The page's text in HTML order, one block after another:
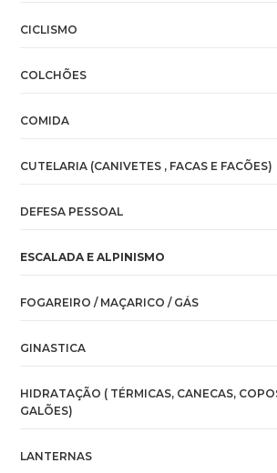
CICLISMO
COLCHÕES
COMIDA
CUTELARIA (CANIVETES , FACAS E FACÕES)
DEFESA PESSOAL
ESCALADA E ALPINISMO
FOGAREIRO / MAÇARICO / GÁS
GINASTICA
HIDRATAÇÃO ( TÉRMICAS, CANECAS,
GALÕES)
LANTERNAS